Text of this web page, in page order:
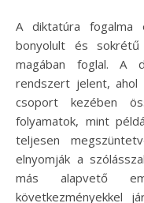
A diktatúra fogalma és hatása a társadalomra olyan
bonyolult és
magában foglal. A
rendszert jelent, ahol
csoport kezében
folyamatok, mint
teljesen
elnyomják a
más alapvető
következményekkel